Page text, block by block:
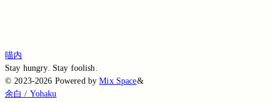
喵内
Stay hungry. Stay foolish.
© 2023-2026 Powered by Mix Space&
余白 / Yohaku